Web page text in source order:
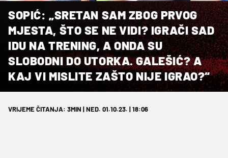
SOPIĆ: „SRETAN SAM ZBOG PRVOG
MJESTA, ŠTO SE NE VIDI? IGRAČI SAD
IDU NA TRENING, A ONDA SU
SLOBODNI DO UTORKA. GALEŠIĆ? A
KAJ VI MISLITE ZAŠTO NIJE IGRAO?“
VRIJEME ČITANJA: 3MIN | NED. 01.10.23. | 18:06